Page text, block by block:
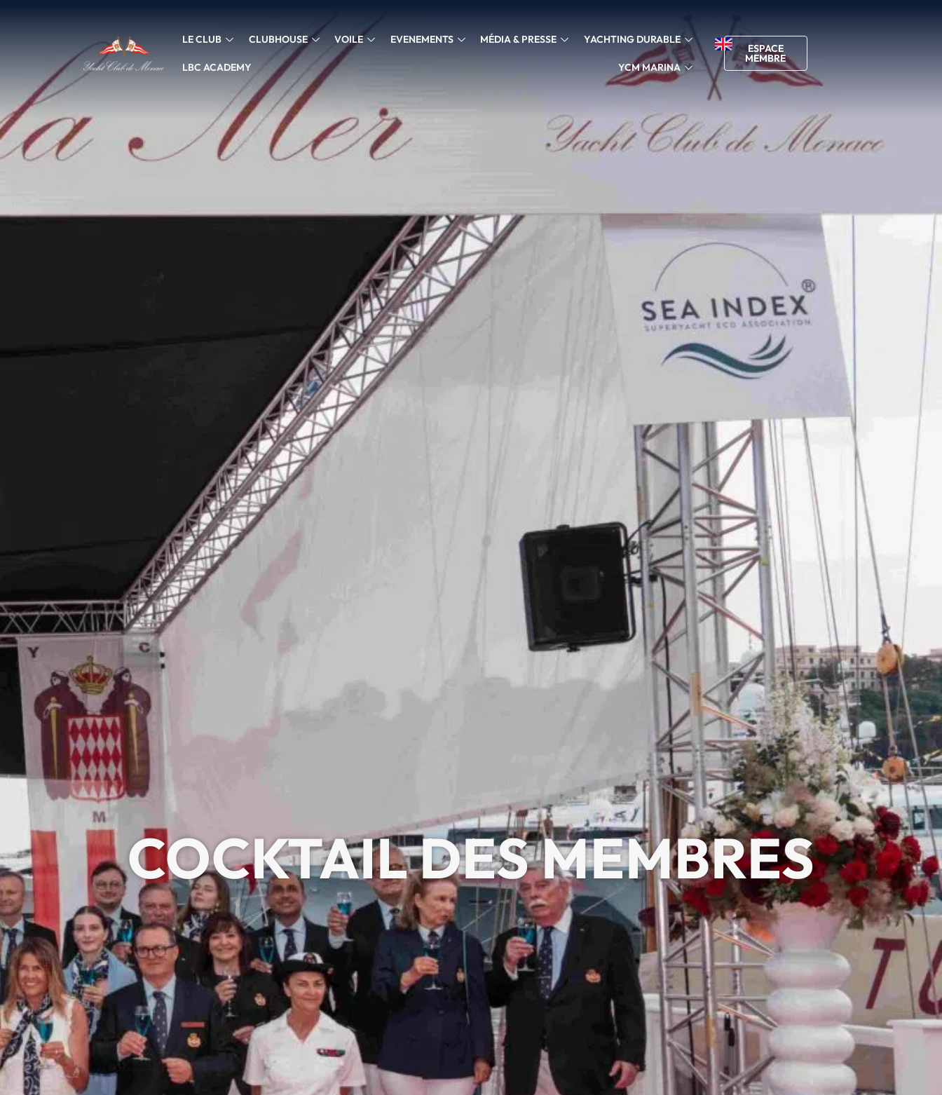
LE CLUB CLUBHOUSE VOILE EVENEMENTS MÉDIA & PRESSE YACHTING DURABLE
LBC ACADEMY YCM MARINA
ESPACE
MEMBRE
COCKTAIL DES MEMBRES